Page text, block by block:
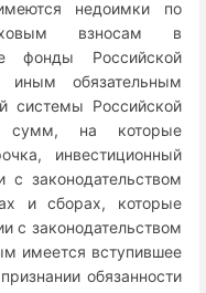
недоимки по
взносам в
фонды Российской
иным обязательным
системы Российской
сумм, на которые
инвестиционный
с законодательством
и сборах, которые
с законодательством
имеется вступившее
обязанности